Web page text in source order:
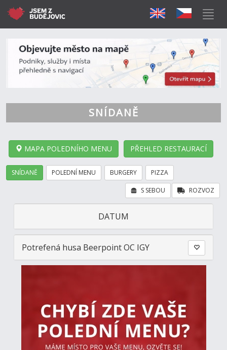
SNÍDANĚ
MAPA POLEDNÍHO MENU PŘEHLED RESTAURACÍ
SNÍDANĚ POLEDNÍ MENU BURGERY PIZZA
ROZVOZ
S SEBOU
DATUM
Potrefená husa Beerpoint OC IGY